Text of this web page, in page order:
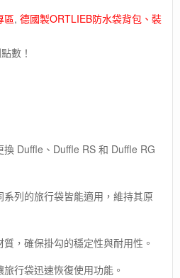
區, 德國製ORTLIEB防水袋背包、裝
數！
換 Duffle、Duffle RS 和 Duffle RG
系列的旅行袋皆能適用，維持其原
質，確保掛勾的穩定性與耐用性。
旅行袋迅速恢復使用功能。